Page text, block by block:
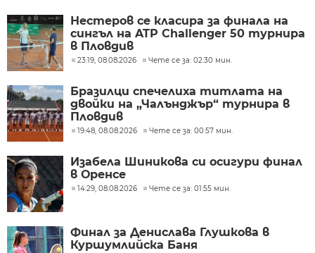
Нестеров се класира за финала на
сингъл на ATP Challenger 50 турнира
в Пловдив
23:19, 08.08.2026 Чете се за: 02:30 мин.
Бразилци спечелиха титлата на
двойки на „Чалънджър“ турнира в
Пловдив
19:48, 08.08.2026 Чете се за: 00:57 мин.
Изабела Шиникова си осигури финал
в Оренсе
14:29, 08.08.2026 Чете се за: 01:55 мин.
Финал за Денислава Глушкова в
Куршумлийска Баня